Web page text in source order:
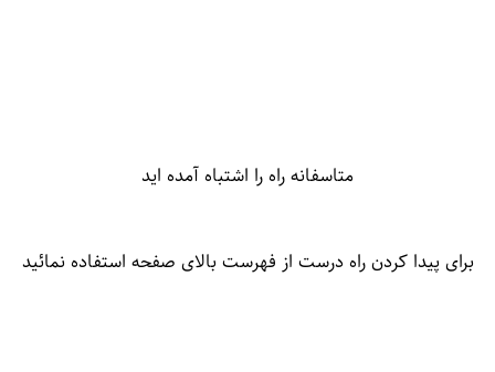
متاسفانه راه را اشتباه آمده اید
برای پیدا کردن راه درست از فهرست بالای صفحه استفاده نمائید